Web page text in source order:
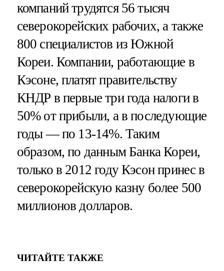
компаний трудятся 56 тысяч
северокорейских рабочих, а также
800 специалистов из Южной
Кореи. Компании, работающие в
Кэсоне, платят правительству
КНДР в первые три года налоги в
50% от прибыли, а в последующие
годы — по 13-14%. Таким
образом, по данным Банка Кореи,
только в 2012 году Кэсон принес в
северокорейскую казну более 500
миллионов долларов.
ЧИТАЙТЕ ТАКЖЕ